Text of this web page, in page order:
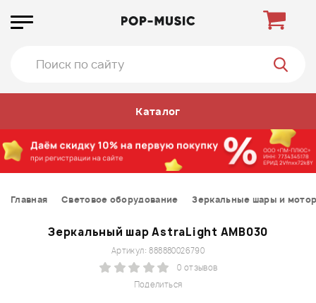
Каталог
Главная Световое оборудование Зеркальные шары и
Зеркальный шар AstraLight AMB030
Поделиться
Артикул: 888880026790
0 отзывов